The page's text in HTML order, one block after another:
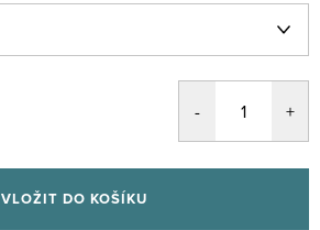
VLOŽIT DO KOŠÍKU